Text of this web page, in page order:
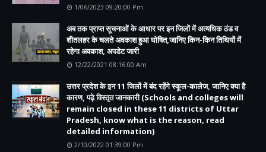
1/06/2023 09:20:00 Pm
अब तक प्राप्त सूचनाओं के आधार पर इन जिलों में अत्यधिक ठंड व
शीतलहर के चलते अवकाश हुआ घोषित,जानिए किन-किन तिथियों में
रहेगा अवकाश, अपडेट जारी
12/22/2021 08:16:00 Am
उत्तर प्रदेश के इन 11 जिलों में बंद रहेंगे स्कूल-कालेज, जानिए क्या है
कारण, पढ़े विस्तृत जानकारी (Schools and colleges will
remain closed in these 11 districts of Uttar
Pradesh, know what is the reason, read
detailed information)
2/10/2022 01:39:00 Pm